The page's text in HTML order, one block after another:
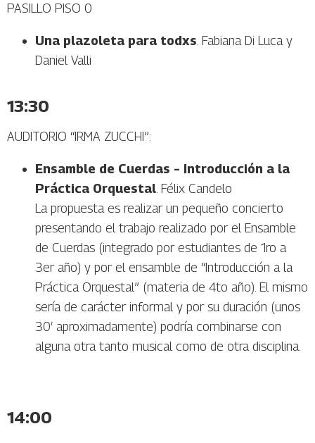
PASILLO PISO 0
Una plazoleta para todxs. Fabiana Di Luca y
Daniel Valli
13:30
AUDITORIO “IRMA ZUCCHI”:
Ensamble de Cuerdas – Introducción a la
Práctica Orquestal. Félix Candelo
La propuesta es realizar un pequeño concierto
presentando el trabajo realizado por el Ensamble
de Cuerdas (integrado por estudiantes de 1ro a
3er año) y por el ensamble de “Introducción a la
Práctica Orquestal” (materia de 4to año). El mismo
sería de carácter informal y por su duración (unos
30′ aproximadamente) podría combinarse con
alguna otra tanto musical como de otra disciplina.
14:00